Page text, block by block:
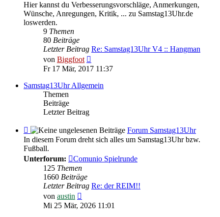
-
Rückmeldungen
-
Feedback
Hier kannst du Verbesserungsvorschläge, Anmerkungen,
Wünsche, Anregungen, Kritik, ... zu Samstag13Uhr.de
loswerden.
9 Themen
80 Beiträge
Letzter Beitrag Re: Samstag13Uhr V4 :: Hangman
von Biggfoot
Beitrag
Fr 17 Mär, 2017 11:37
Samstag13Uhr Allgemein
Themen
Beiträge
Letzter Beitrag
Feed
-
Forum
Samstag13Uhr
Forum Samstag13Uhr
In diesem Forum dreht sich alles um Samstag13Uhr bzw.
Fußball.
Unterforum:
Comunio Spielrunde
125 Themen
1660 Beiträge
Letzter Beitrag Re: der REIM!!
von austin
Beitrag
Mi 25 Mär, 2026 11:01